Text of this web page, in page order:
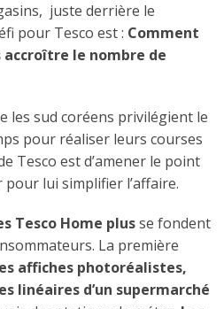
juste derrière le
pour Tesco est : Comment
accroître le nombre de
les sud coréens privilégient le
pour réaliser leurs courses
Tesco est d’amener le point
lui simplifier l’affaire.
Tesco Home plusse fondent
La première
affiches photoréalistes,
linéaires d’un supermarché